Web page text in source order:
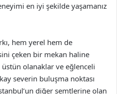
en iyi şekilde yaşamanız
hem yerel hem de
çeken bir mekan haline
üstün olanaklar ve eğlenceli
severin buluşma noktası
diğer semtlerine olan